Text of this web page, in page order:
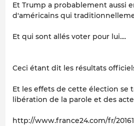
Et Trump a probablement aussi
d'américains qui
Et qui sont allés voter pour lui....
Ceci étant dit les résultats
Et les effets de cette élection se
libération de la parole et des
http://www.france24.com/fr/